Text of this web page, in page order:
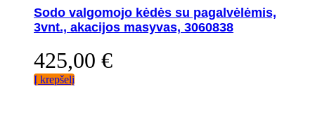
Sodo valgomojo kėdės su pagalvėlėmis,
3vnt., akacijos masyvas, 3060838
425,00 €
Į krepšelį